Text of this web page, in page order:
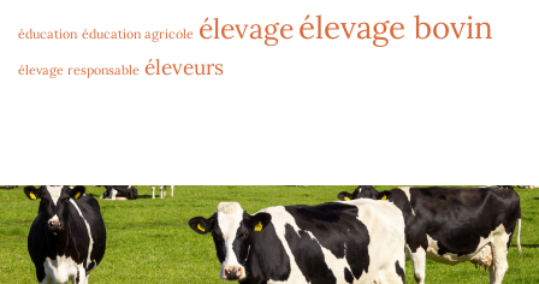
éducation éducation agricole élevageélevage bovin
élevage responsable éleveurs